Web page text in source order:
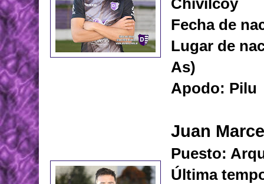
Chivilcoy
Fecha de
Lugar de
As)
Apodo: Pilu
Juan
Puesto:
Última